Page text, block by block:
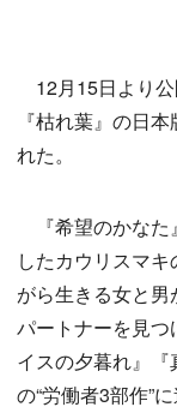
12月15日より
『枯れ葉』の日
れた。
『希望のかなた
したカウリスマ
がら生きる女と
パートナーを見
イスの夕暮れ』『
の“労働者3部作”